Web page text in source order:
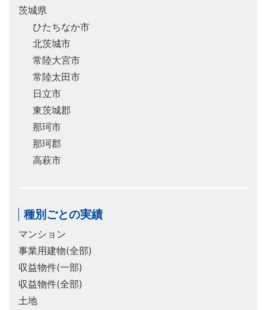
茨城県
ひたちなか市
北茨城市
常陸大宮市
常陸太田市
日立市
東茨城郡
那珂市
那珂郡
高萩市
種別ごとの実績
マンション
事業用建物(全部)
収益物件(一部)
収益物件(全部)
土地